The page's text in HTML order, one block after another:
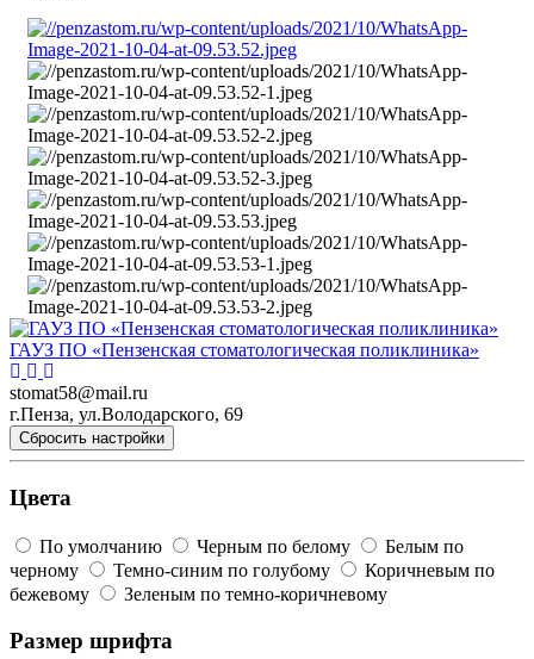
ГАУЗ ПО «Пензенская стоматологическая поликлиника»
stomat58@mail.ru
г.Пенза, ул.Володарского, 69
Сбросить настройки
Цвета
По умолчанию Черным по белому
Белым по
черному
Темно-синим по голубому
Коричневым по
бежевому
Зеленым по темно-коричневому
Размер шрифта